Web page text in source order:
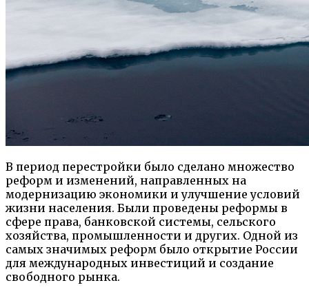
В период перестройки было сделано множество
реформ и изменений, направленных на
модернизацию экономики и улучшение условий
жизни населения. Были проведены реформы в
сфере права, банковской системы, сельского
хозяйства, промышленности и других. Одной из
самых значимых реформ было открытие России
для международных инвестиций и создание
свободного рынка.